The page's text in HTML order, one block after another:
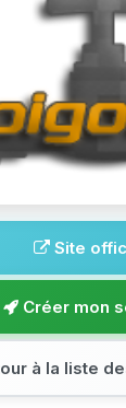
Site
Créer mon
à la liste